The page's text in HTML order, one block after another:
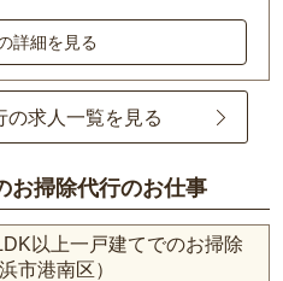
詳細を見る
の求人一覧を見る
お掃除代行のお仕事
以上一戸建てでのお掃除
市港南区）